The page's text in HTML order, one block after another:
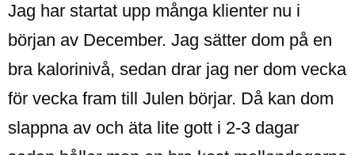
Jag har startat upp många klienter nu i
början av December. Jag sätter dom på en
bra kalorinivå, sedan drar jag ner dom vecka
för vecka fram till Julen börjar. Då kan dom
slappna av och äta lite gott i 2-3 dagar